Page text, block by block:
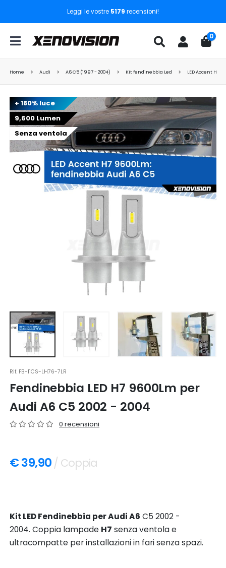
Leggi le vostre 5179 recensioni!
0
Home Audi A6 C5 (1997 - 2004) Kit fendinebbia Led LED Accent H7
+ 180% luce
9,600 Lumen
Senza ventola
Rif. FB-11CS-LH76-7LR
Fendinebbia LED H7 9600Lm per
Audi A6 C5 2002 - 2004
0 recensioni
€ 39,90 / Coppia
Kit LED Fendinebbia per Audi A6 C5 2002 -
2004. Coppia lampade H7 senza ventola e
ultracompatte per installazioni in fari senza spazi.